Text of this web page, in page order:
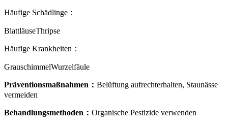
Häufige Schädlinge ：
BlattläuseThripse
Häufige Krankheiten ：
GrauschimmelWurzelfäule
Präventionsmaßnahmen ： Belüftung aufrechterhalten, Staunässe
vermeiden
Behandlungsmethoden ： Organische Pestizide verwenden